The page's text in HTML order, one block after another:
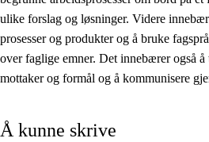
Grunnleggende ferdigheter
ulike forslag og løsninger. Videre
prosesser og produkter og å bruke
over faglige emner. Det innebærer også
mottaker og formål og å kommunisere
Å kunne skrive